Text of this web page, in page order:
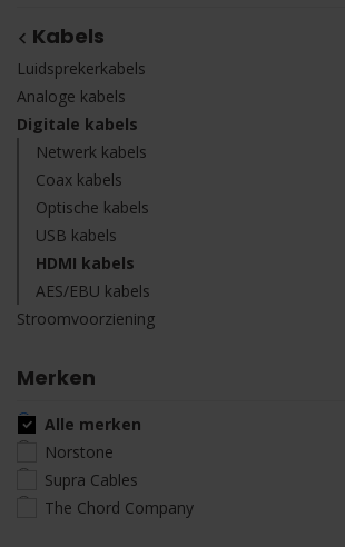
Kabels
Luidsprekerkabels
Analoge kabels
Digitale kabels
Netwerk kabels
Coax kabels
Optische kabels
USB kabels
HDMI kabels
AES/EBU kabels
Stroomvoorziening
Merken
Alle merken
Norstone
Supra Cables
The Chord Company